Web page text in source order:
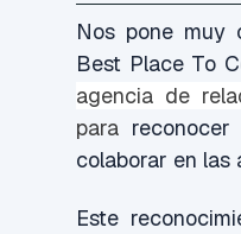
Nos pone muy
Best Place To
agencia de
para
colaborar en las
Este